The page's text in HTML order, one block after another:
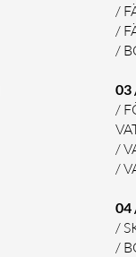
/
/
/
03
/
/
/
04
/
/